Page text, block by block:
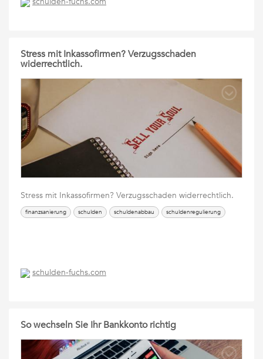
Stress mit Inkassofirmen? Verzugsschaden
widerrechtlich.
Stress mit Inkassofirmen? Verzugsschaden widerrechtlich.
finanzsanierung schulden schuldenabbau schuldenregulierung
schulden-fuchs.com
So wechseln Sie Ihr Bankkonto richtig